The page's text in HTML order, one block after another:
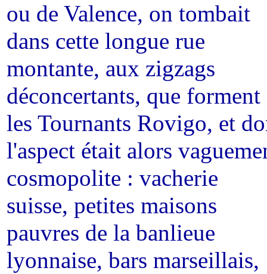
ou de Valence, on tombait
dans cette longue rue
montante, aux zigzags
déconcertants, que forment
les Tournants Rovigo, et
l'aspect était alors
cosmopolite : vacherie
suisse, petites maisons
pauvres de la banlieue
lyonnaise, bars marseillais,